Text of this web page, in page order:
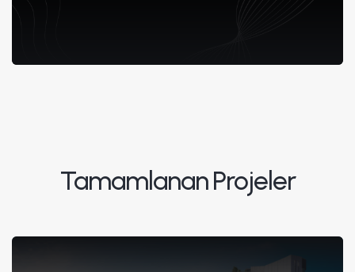
Tamamlanan Projeler